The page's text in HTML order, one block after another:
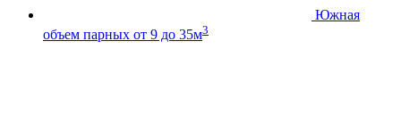
Южная
объем парных от 9 до 35м3